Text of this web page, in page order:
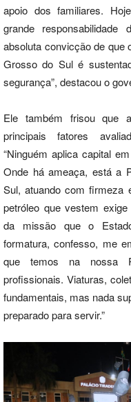
apoio dos familiares.
grande
absoluta convicção de que
Grosso do Sul é
segurança”, destacou o
Ele também frisou que
principais fatores
“Ninguém aplica capital
Onde há ameaça, está a
Sul, atuando com firmeza
petróleo que vestem
da missão que o
formatura, confesso, me
que temos na nossa
profissionais. Viaturas,
fundamentais, mas nada
preparado para servir.”